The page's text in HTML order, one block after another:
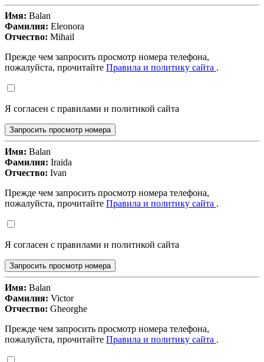
Имя: Balan
Фамилия: Eleonora
Отчество: Mihail
Прежде чем запросить просмотр номера телефона,
пожалуйста, прочитайте Правила и политику сайта .
Я согласен с правилами и политикой сайта
Запросить просмотр номера
Имя: Balan
Фамилия: Iraida
Отчество: Ivan
Прежде чем запросить просмотр номера телефона,
пожалуйста, прочитайте Правила и политику сайта .
Я согласен с правилами и политикой сайта
Запросить просмотр номера
Имя: Balan
Фамилия: Victor
Отчество: Gheorghe
Прежде чем запросить просмотр номера телефона,
пожалуйста, прочитайте Правила и политику сайта .